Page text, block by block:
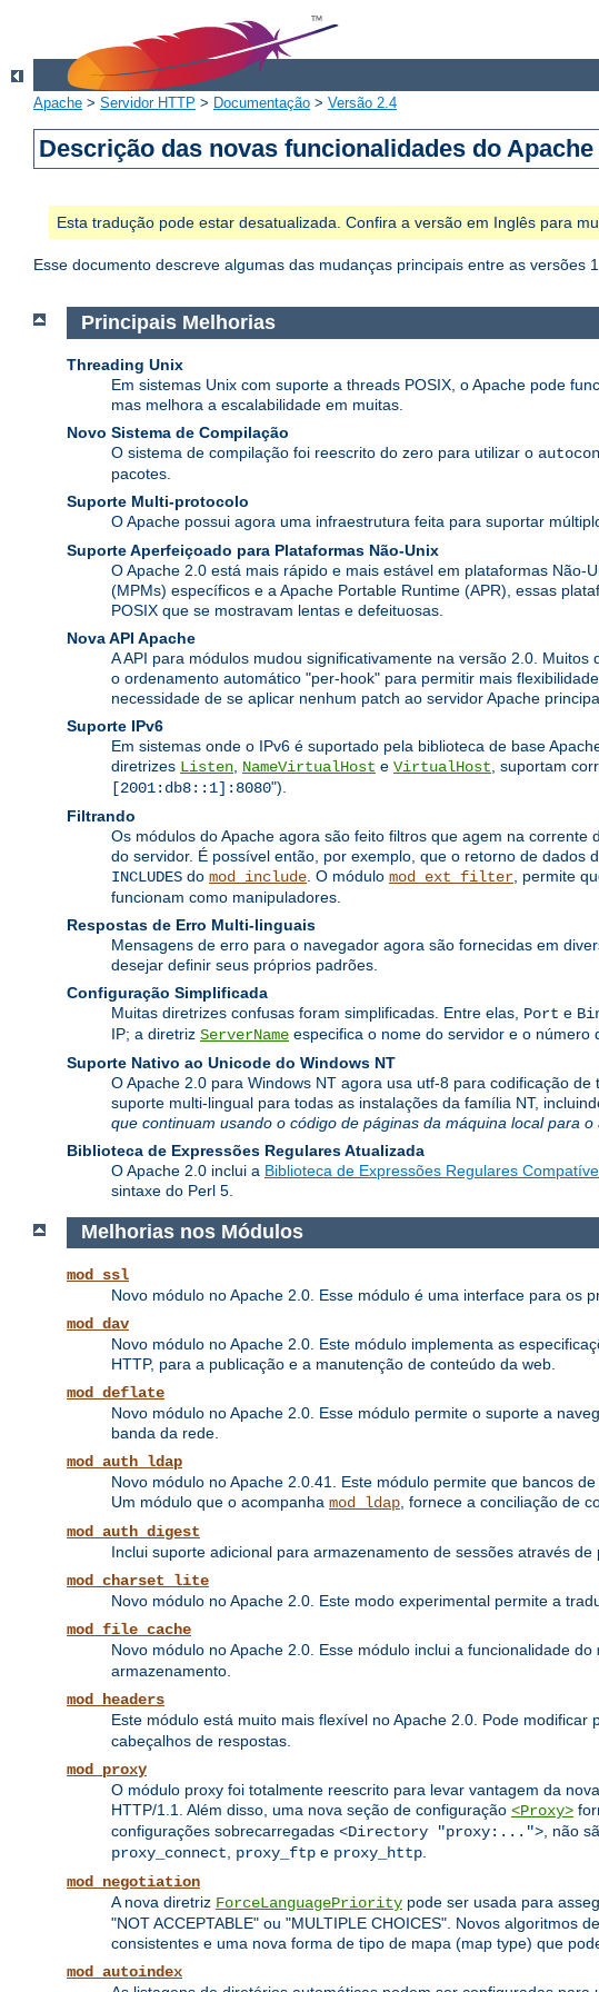
Apache > Servidor HTTP > Documentação > Versão 2.4
Descrição das novas funcionalidades do Apache
Esta tradução pode estar desatualizada. Confira a versão em Inglês para
Esse documento descreve algumas das mudanças principais entre as versões
Principais Melhorias
Threading Unix
Em sistemas Unix com suporte a threads POSIX, o Apache pode
mas melhora a escalabilidade em muitas.
Novo Sistema de Compilação
O sistema de compilação foi reescrito do zero para utilizar o
pacotes.
Suporte Multi-protocolo
O Apache possui agora uma infraestrutura feita para suportar
Suporte Aperfeiçoado para Plataformas Não-Unix
O Apache 2.0 está mais rápido e mais estável em plataformas
(MPMs) específicos e a Apache Portable Runtime (APR), essas
POSIX que se mostravam lentas e defeituosas.
Nova API Apache
A API para módulos mudou significativamente na versão 2.0.
o ordenamento automático "per-hook" para permitir mais
necessidade de se aplicar nenhum patch ao servidor Apache
Suporte IPv6
Em sistemas onde o IPv6 é suportado pela biblioteca de base
diretrizes Listen NameVirtualHost e VirtualHost , suportam
[2001:db8::1]:8080").
Filtrando
Os módulos do Apache agora são feito filtros que agem na
do servidor. É possível então, por exemplo, que o retorno de dados
INCLUDES do mod_include . O módulo mod_ext_filter , permite
funcionam como manipuladores.
Respostas de Erro Multi-linguais
Mensagens de erro para o navegador agora são fornecidas em
desejar definir seus próprios padrões.
Configuração Simplificada
Muitas diretrizes confusas foram simplificadas. Entre elas, Port e
IP; a diretriz ServerName especifica o nome do servidor e o número
Suporte Nativo ao Unicode do Windows NT
O Apache 2.0 para Windows NT agora usa utf-8 para codificação
suporte multi-lingual para todas as instalações da família NT,
que continuam usando o código de páginas da máquina local para o
Biblioteca de Expressões Regulares Atualizada
O Apache 2.0 inclui a Biblioteca de Expressões Regulares
sintaxe do Perl 5.
Melhorias nos Módulos
mod_ssl
Novo módulo no Apache 2.0. Esse módulo é uma interface para os
mod_dav
Novo módulo no Apache 2.0. Este módulo implementa as
HTTP, para a publicação e a manutenção de conteúdo da web.
mod_deflate
Novo módulo no Apache 2.0. Esse módulo permite o suporte a
banda da rede.
mod_auth_ldap
Novo módulo no Apache 2.0.41. Este módulo permite que bancos
Um módulo que o acompanha mod_ldap , fornece a conciliação de
mod_auth_digest
Inclui suporte adicional para armazenamento de sessões através
mod_charset_lite
Novo módulo no Apache 2.0. Este modo experimental permite a
mod_file_cache
Novo módulo no Apache 2.0. Esse módulo inclui a funcionalidade do
armazenamento.
mod_headers
Este módulo está muito mais flexível no Apache 2.0. Pode modificar
cabeçalhos de respostas.
mod_proxy
O módulo proxy foi totalmente reescrito para levar vantagem da
HTTP/1.1. Além disso, uma nova seção de configuração <Proxy>
configurações sobrecarregadas <Directory "proxy:..."> , não
proxy_connect
proxy_ftp e proxy_http
mod_negotiation
A nova diretriz ForceLanguagePriority pode ser usada para
"NOT ACCEPTABLE" ou "MULTIPLE CHOICES". Novos algoritmos
consistentes e uma nova forma de tipo de mapa (map type) que
mod_autoindex